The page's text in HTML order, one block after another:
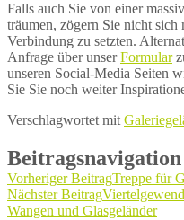
Falls auch Sie von einer
träumen, zögern Sie nicht sich
Verbindung zu setzten.
Anfrage über unserFormular
unseren Social-Media Seiten
Sie Sie noch weiter
Verschlagwortet mit
Beitragsnavigation
Vorheriger BeitragTreppe für
Nächster Beitrag
Wangen und Glasgeländer